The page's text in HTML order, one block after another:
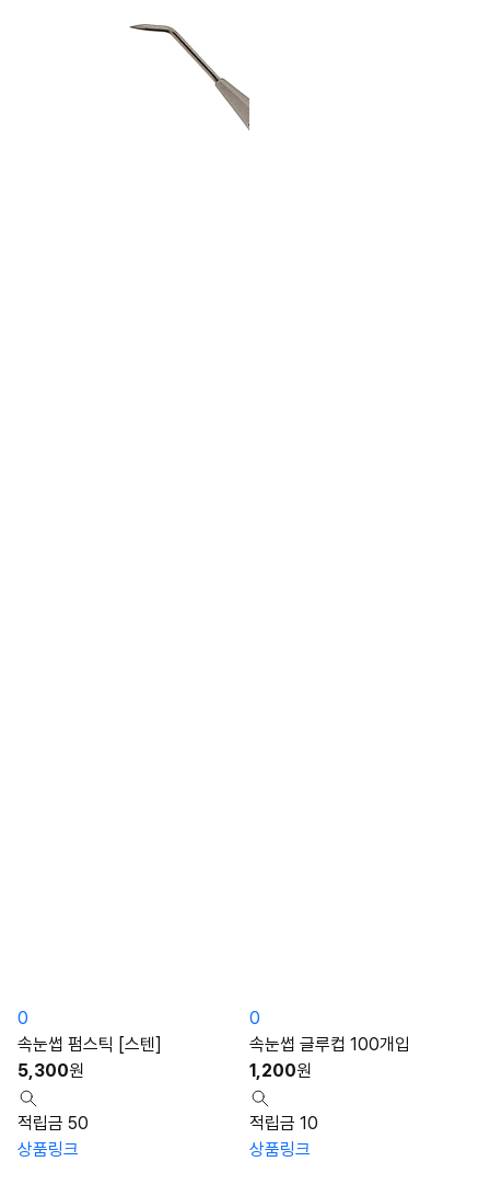
0
속눈썹 펌스틱 [스텐]
5,300원
적립금 50
상품링크
0
속눈썹 글루컵 100개입
1,200원
적립금 10
상품링크